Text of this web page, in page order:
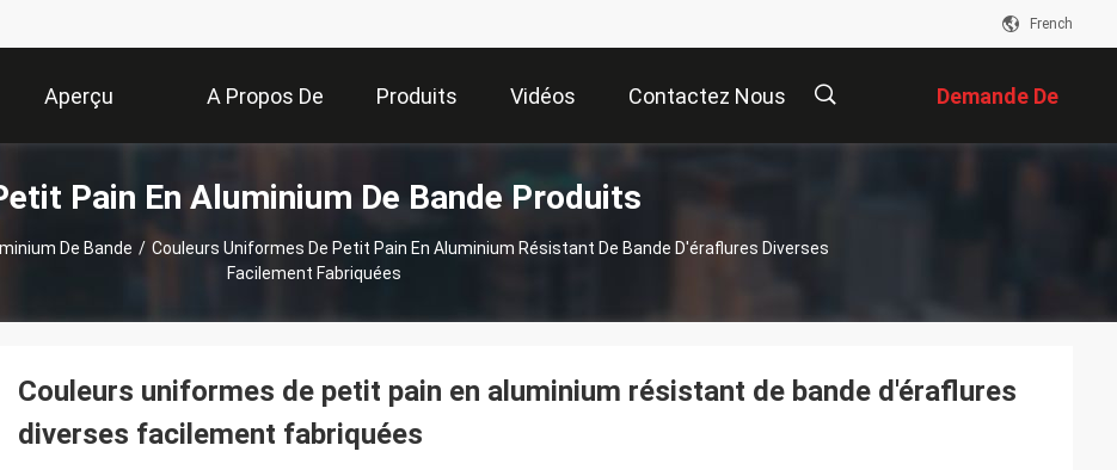
French
Aperçu A Propos De
Nous
Produits Vidéos Contactez Nous Demande De
Soumission
Pain En Aluminium De Bande Produits
De Bande / Couleurs Uniformes De Petit Pain En Aluminium Résistant De Bande D'éraflures Diverses
Facilement Fabriquées
Couleurs uniformes de petit pain en aluminium résistant de bande d'éraflures
diverses facilement fabriquées